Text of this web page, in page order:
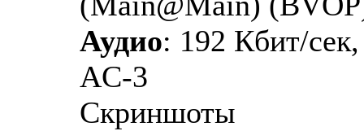
Аудио: 192 Кбит/
AC-3
Скриншоты